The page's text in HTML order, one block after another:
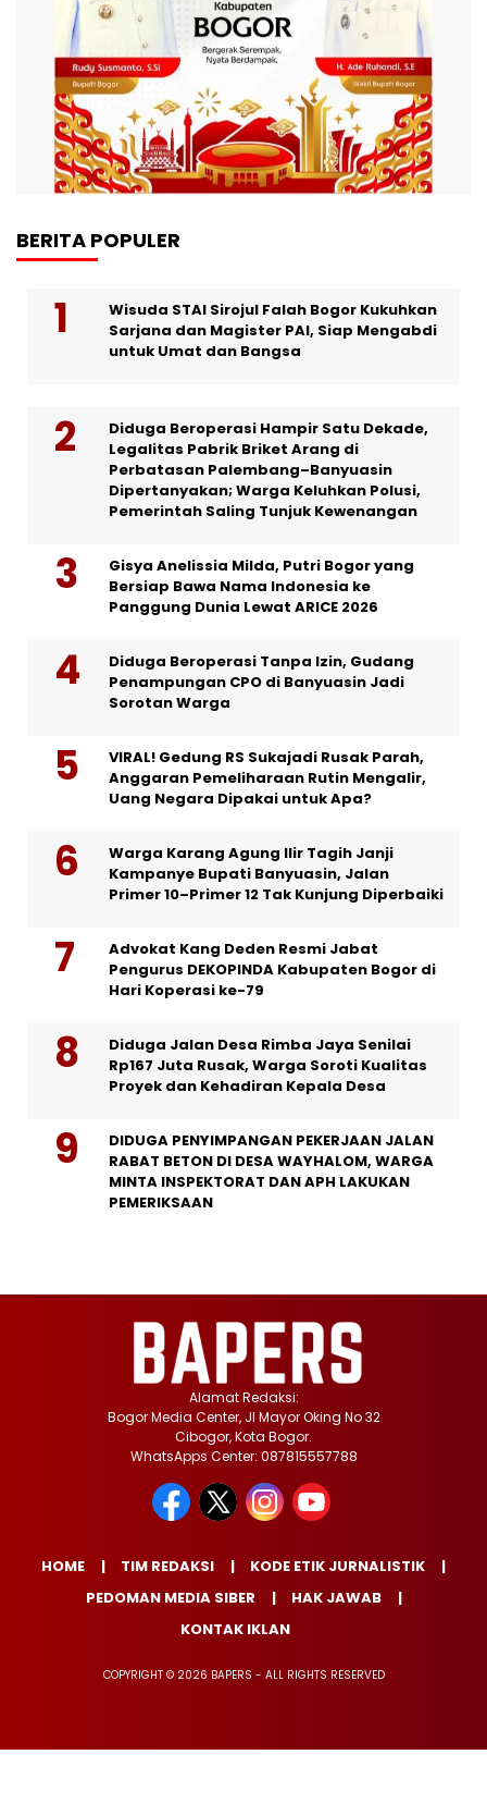
BERITA POPULER
Wisuda STAI Sirojul Falah Bogor Kukuhkan
Sarjana dan Magister PAI, Siap Mengabdi
untuk Umat dan Bangsa
Diduga Beroperasi Hampir Satu Dekade,
Legalitas Pabrik Briket Arang di
Perbatasan Palembang–Banyuasin
Dipertanyakan; Warga Keluhkan Polusi,
Pemerintah Saling Tunjuk Kewenangan
Gisya Anelissia Milda, Putri Bogor yang
Bersiap Bawa Nama Indonesia ke
Panggung Dunia Lewat ARICE 2026
Diduga Beroperasi Tanpa Izin, Gudang
Penampungan CPO di Banyuasin Jadi
Sorotan Warga
VIRAL! Gedung RS Sukajadi Rusak Parah,
Anggaran Pemeliharaan Rutin Mengalir,
Uang Negara Dipakai untuk Apa?
Warga Karang Agung Ilir Tagih Janji
Kampanye Bupati Banyuasin, Jalan
Primer 10–Primer 12 Tak Kunjung Diperbaiki
Advokat Kang Deden Resmi Jabat
Pengurus DEKOPINDA Kabupaten Bogor di
Hari Koperasi ke-79
Diduga Jalan Desa Rimba Jaya Senilai
Rp167 Juta Rusak, Warga Soroti Kualitas
Proyek dan Kehadiran Kepala Desa
DIDUGA PENYIMPANGAN PEKERJAAN JALAN
RABAT BETON DI DESA WAYHALOM, WARGA
MINTA INSPEKTORAT DAN APH LAKUKAN
PEMERIKSAAN
Alamat Redaksi:
Bogor Media Center, Jl Mayor Oking No 32
Cibogor, Kota Bogor.
WhatsApps Center: 087815557788
HOME TIM REDAKSI
KODE ETIK JURNALISTIK
PEDOMAN MEDIA SIBER
HAK JAWAB
KONTAK IKLAN
COPYRIGHT © 2026 BAPERS - ALL RIGHTS RESERVED